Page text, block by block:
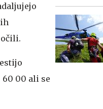
60 00 ali se